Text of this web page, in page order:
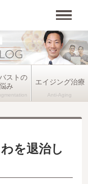
ストの
み
エイジング治療
を退治し